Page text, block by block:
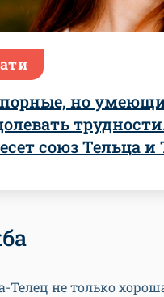
но
союз Тельца и
не только